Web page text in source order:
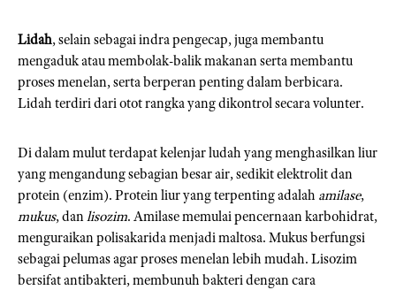
Lidah, selain sebagai indra pengecap, juga membantu
mengaduk atau membolak-balik makanan serta membantu
proses menelan, serta berperan penting dalam berbicara.
Lidah terdiri dari otot rangka yang dikontrol secara volunter.
Di dalam mulut terdapat kelenjar ludah yang menghasilkan liur
yang mengandung sebagian besar air, sedikit elektrolit dan
protein (enzim). Protein liur yang terpenting adalah amilase,
mukus, danlisozim. Amilase memulai pencernaan karbohidrat,
menguraikan polisakarida menjadi maltosa. Mukus berfungsi
sebagai pelumas agar proses menelan lebih mudah. Lisozim
bersifat antibakteri, membunuh bakteri dengan cara